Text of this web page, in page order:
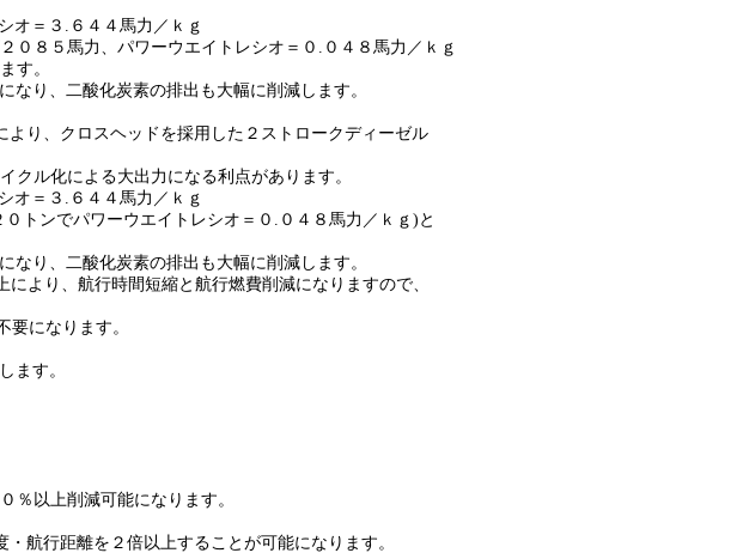
＝３.６４４馬力／ｋｇ
５馬力、パワーウエイトレシオ＝０.０４８馬力／ｋｇ
す。
、二酸化炭素の排出も大幅に削減します。
、クロスヘッドを採用した２ストロークディーゼル
化による大出力になる利点があります。
＝３.６４４馬力／ｋｇ
ンでパワーウエイトレシオ＝０.０４８馬力／ｋｇ)と
、二酸化炭素の排出も大幅に削減します。
り、航行時間短縮と航行燃費削減になりますので、
になります。
す。
以上削減可能になります。
行距離を２倍以上することが可能になります。